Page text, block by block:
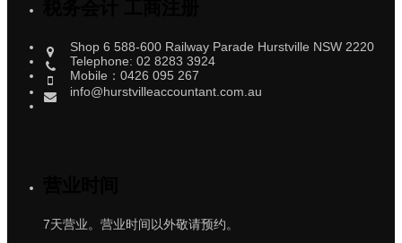
Shop 6 588-600 Railway Parade Hurstville NSW 2220
Telephone: 02 8283 3924
Mobile：0426 095 267
info@hurstvilleaccountant.com.au
7天营业。营业时间以外敬请预约。